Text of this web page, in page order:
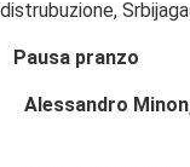
Pausa pranzo
Alessandro